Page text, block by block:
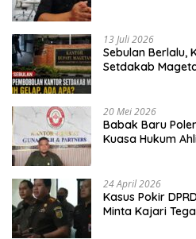
13 Juli 2026
Sebulan Berlalu,
Setdakab
20 Mei 2026
Babak Baru
Kuasa Hukum
24 April 2026
Kasus Pokir
Minta Kajari